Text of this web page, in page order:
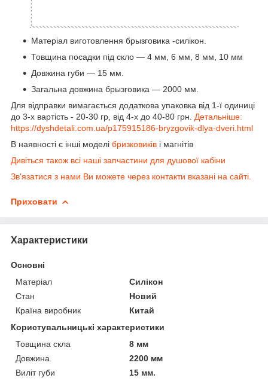
Матеріал виготовлення брызговика -силікон.
Товщина посадки під скло ― 4 мм, 6 мм, 8 мм, 10 мм
Довжина губи ― 15 мм.
Загальна довжина брызговика ― 2000 мм.
Для відправки вимагається додаткова упаковка від 1-ї одиниці
до 3-х вартість - 20-30 гр, від 4-х до 40-80 грн. Детальніше:
https://dyshdetali.com.ua/p175915186-bryzgovik-dlya-dveri.html
В наявності є інші моделі бризковиків і магнітів
Дивіться також всі наші запчастини для душової кабіни
Зв'язатися з нами Ви можете через контакти вказані на сайті.
Приховати
Характеристики
Основні
Матеріал
Силікон
Стан
Новий
Країна виробник
Китай
Користувальницькі характеристики
Товщина скла
8 мм
Довжина
2200 мм
Виліт губи
15 мм.